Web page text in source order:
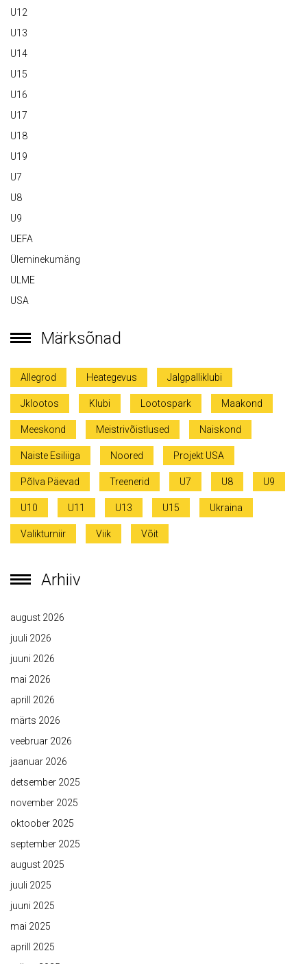
U12
U13
U14
U15
U16
U17
U18
U19
U7
U8
U9
UEFA
Üleminekumäng
ULME
USA
Märksõnad
Allegrod Heategevus Jalgpalliklubi
Jklootos Klubi Lootospark Maakond
Meeskond Meistrivõistlused Naiskond
Naiste Esiliiga Noored Projekt USA
Põlva Päevad Treenerid U7 U8 U9
U10 U11 U13 U15 Ukraina
Valikturniir Viik Võit
Arhiiv
august 2026
juuli 2026
juuni 2026
mai 2026
aprill 2026
märts 2026
veebruar 2026
jaanuar 2026
detsember 2025
november 2025
oktoober 2025
september 2025
august 2025
juuli 2025
juuni 2025
mai 2025
aprill 2025